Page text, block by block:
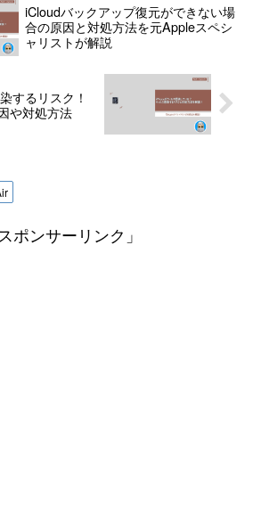
iCloudバックアップ復元ができない場
合の原因と対処方法を元Appleスペシ
ャリストが解説
するリスク！
や対処方法
スポンサーリンク」